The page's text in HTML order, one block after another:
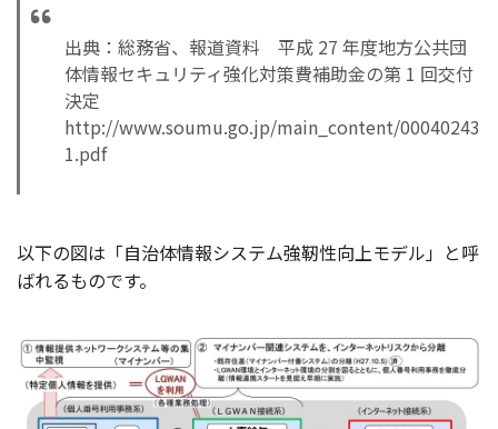
出典：総務省、報道資料 平成 27 年度地方公共団
体情報セキュリティ強化対策費補助金の第 1 回交付
決定
http://www.soumu.go.jp/main_content/00040243
1.pdf
以下の図は「自治体情報システム強靭性向上モデル」と呼
ばれるものです。